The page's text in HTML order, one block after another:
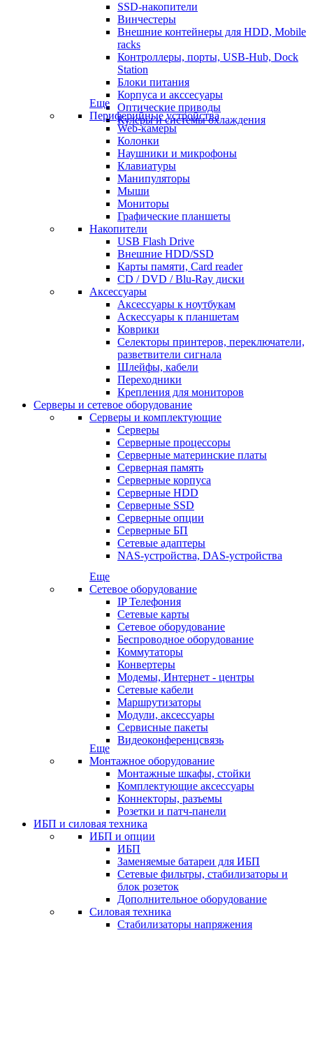
SSD-накопители
Винчестеры
Внешние контейнеры для HDD, Mobile
racks
Контроллеры, порты, USB-Hub, Dock
Station
Блоки питания
Корпуса и акссесуары
Оптические приводы
Кулеры и системы охлаждения
Еще
Периферийные устройства
Web-камеры
Колонки
Наушники и микрофоны
Клавиатуры
Манипуляторы
Мыши
Мониторы
Графические планшеты
Накопители
USB Flash Drive
Внешние HDD/SSD
Карты памяти, Card reader
CD / DVD / Blu-Ray диски
Аксессуары
Аксессуары к ноутбукам
Аскессуары к планшетам
Коврики
Селекторы принтеров, переключатели,
разветвители сигнала
Шлейфы, кабели
Переходники
Крепления для мониторов
Серверы и сетевое оборудование
Серверы и комплектующие
Серверы
Серверные процессоры
Серверные материнские платы
Серверная память
Серверные корпуса
Серверные HDD
Серверные SSD
Серверные опции
Серверные БП
Сетевые адаптеры
NAS-устройства, DAS-устройства
Еще
Сетевое оборудование
IP Телефония
Сетевые карты
Сетевое оборудование
Беспроводное оборудование
Коммутаторы
Конвертеры
Модемы, Интернет - центры
Сетевые кабели
Маршрутизаторы
Модули, аксессуары
Сервисные пакеты
Видеоконференцсвязь
Еще
Монтажное оборудование
Монтажные шкафы, стойки
Комплектующие аксессуары
Коннекторы, разъемы
Розетки и патч-панели
ИБП и силовая техника
ИБП и опции
ИБП
Заменяемые батареи для ИБП
Сетевые фильтры, стабилизаторы и
блок розеток
Дополнительное оборудование
Силовая техника
Стабилизаторы напряжения